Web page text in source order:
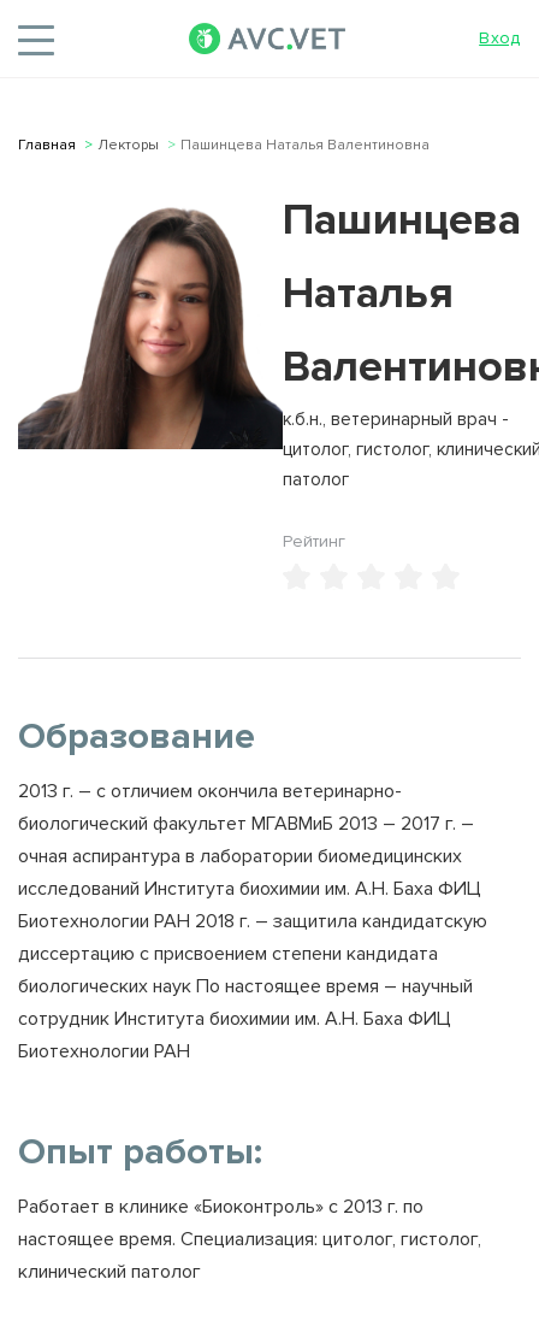
Вход
Главная Лекторы Пашинцева Наталья Валентиновна
Пашинцева
Наталья
к.б.н., ветеринарный врач -
цитолог, гистолог,
патолог
Рейтинг
Образование
2013 г. – с отличием окончила ветеринарно-
биологический факультет МГАВМиБ 2013 – 2017 г. –
очная аспирантура в лаборатории биомедицинских
исследований Института биохимии им. А.Н. Баха ФИЦ
Биотехнологии РАН 2018 г. – защитила кандидатскую
диссертацию с присвоением степени кандидата
биологических наук По настоящее время – научный
сотрудник Института биохимии им. А.Н. Баха ФИЦ
Биотехнологии РАН
Опыт работы:
Работает в клинике «Биоконтроль» с 2013 г. по
настоящее время. Специализация: цитолог, гистолог,
клинический патолог